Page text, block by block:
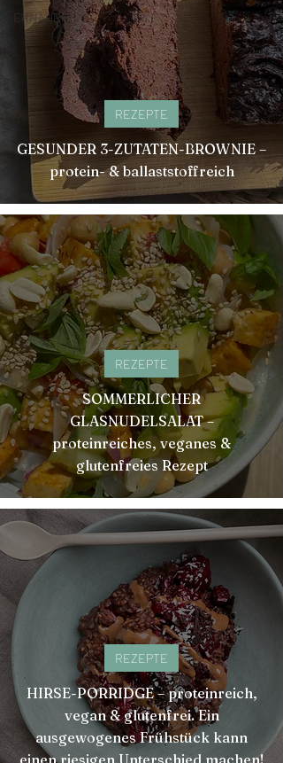
ERNÄHRUNG
GESUNDER 3-ZUTATEN-BROWNIE –
protein- & ballaststoffreich
REZEPTE
SOMMERLICHER
GLASNUDELSALAT –
proteinreiches, veganes &
glutenfreies Rezept
REZEPTE
HIRSE-PORRIDGE – proteinreich,
vegan & glutenfrei. Ein
ausgewogenes Frühstück kann
einen riesigen Unterschied machen!
REZEPTE